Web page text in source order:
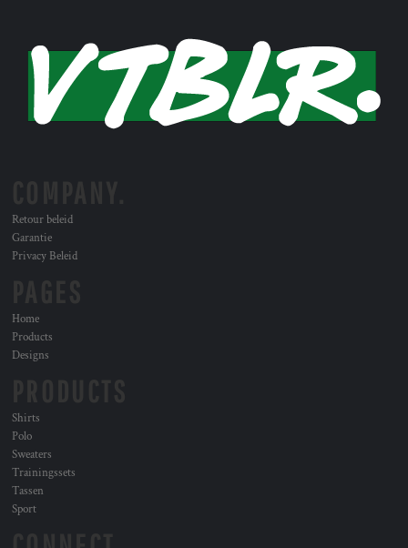
Retour beleid
Garantie
Privacy Beleid
Home
Products
Designs
Shirts
Polo
Sweaters
Trainingssets
Tassen
Sport